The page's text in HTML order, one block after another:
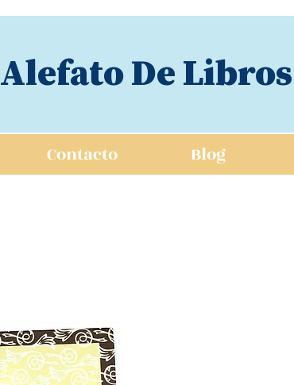
Alefato De
Contacto Blog